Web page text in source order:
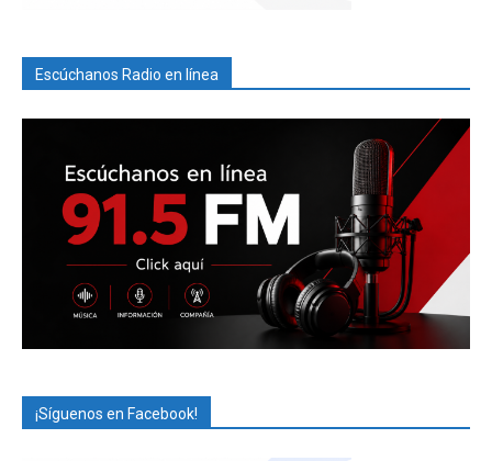
Escúchanos Radio en línea
¡Síguenos en Facebook!